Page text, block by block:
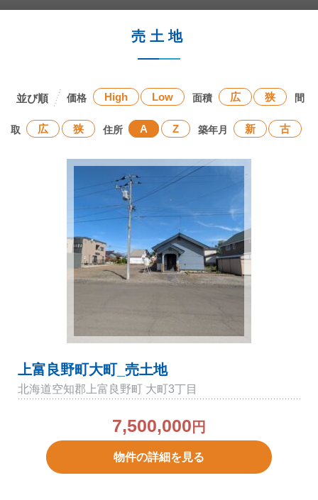
売土地
価格 High Low 面積 広 狭 間
取 広 狭 住所 A Z 築年月 新 古
上富良野町大町_売土地
北海道空知郡上富良野町 大町3丁目
7,500,000 円
物件の詳細を見る